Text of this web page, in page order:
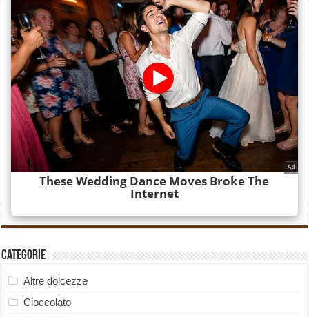
Categorie
Altre dolcezze
Cioccolato